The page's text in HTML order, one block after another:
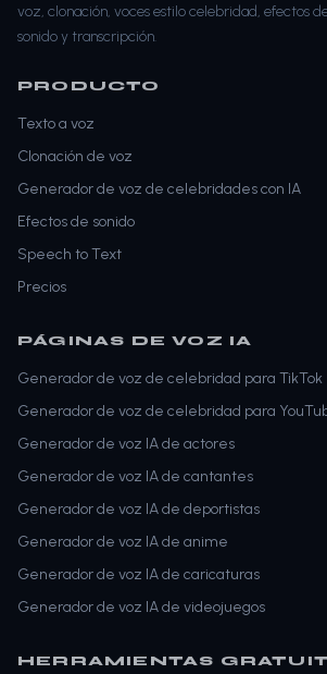
voz, clonación, voces estilo celebridad, efectos
sonido y transcripción.
PRODUCTO
Texto a voz
Clonación de voz
Generador de voz de celebridades con IA
Efectos de sonido
Speech to Text
Precios
PÁGINAS DE VOZ IA
Generador de voz de celebridad para TikTok
Generador de voz de celebridad para
Generador de voz IA de actores
Generador de voz IA de cantantes
Generador de voz IA de deportistas
Generador de voz IA de anime
Generador de voz IA de caricaturas
Generador de voz IA de videojuegos
HERRAMIENTAS